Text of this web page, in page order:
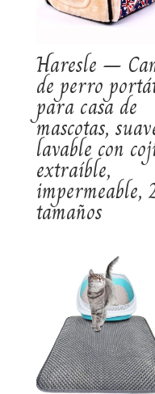
Haresle –
de perro
para casa de
mascotas,
lavable con
extraíble,
impermeable,
tamaños